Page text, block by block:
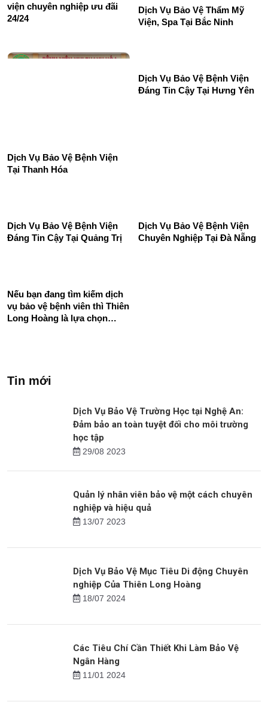
viện chuyên nghiệp ưu đãi
24/24
Dịch Vụ Bảo Vệ Thẩm Mỹ
Viện, Spa Tại Bắc Ninh
Dịch Vụ Bảo Vệ Bệnh Viện
Tại Thanh Hóa
Dịch Vụ Bảo Vệ Bệnh Viện
Đáng Tin Cậy Tại Quảng Trị
Dịch Vụ Bảo Vệ Bệnh Viện
Chuyên Nghiệp Tại Đà Nẵng
Nếu bạn đang tìm kiếm dịch
vụ bảo vệ bệnh viên thì Thiên
Long Hoàng là lựa chọn
Tin mới
Dịch Vụ Bảo Vệ Trường Học tại Nghệ An:
Đảm bảo an toàn tuyệt đối cho môi trường
học tập
29/08 2023
Quản lý nhân viên bảo vệ một cách chuyên
nghiệp và hiệu quả
13/07 2023
Dịch Vụ Bảo Vệ Mục Tiêu Di động Chuyên
nghiệp Của Thiên Long Hoàng
18/07 2024
Các Tiêu Chí Cần Thiết Khi Làm Bảo Vệ
Ngân Hàng
11/01 2024